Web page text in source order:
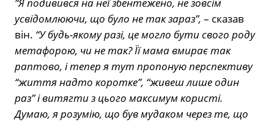
усвідомлюючи, що було не так зараз”, – сказав
він. “У будь-якому разі, це могло бути свого роду
метафорою, чи не так? Її мама вмирає так
раптово, і тепер я тут пропоную перспективу
“життя надто коротке”, “живеш лише один
раз” і витягти з цього максимум користі.
Думаю, я розумію, що був мудаком через те, що